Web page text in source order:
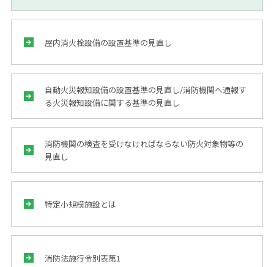
屋内消火栓設備の設置基準の見直し
自動火災報知設備の設置基準の見直し/消防機関へ通報す
る火災報知設備に関する基準の見直し
消防機関の検査を受けなければならない防火対象物等の
見直し
特定小規模施設とは
消防法施行令別表第1